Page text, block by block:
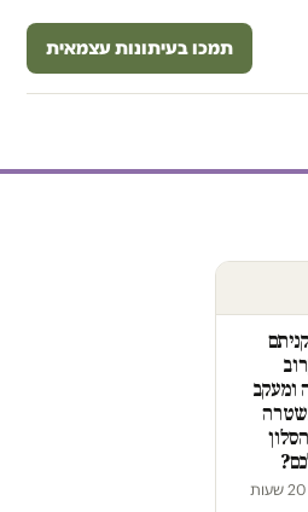
תמכו בעיתונות עצמאית
ומעקב